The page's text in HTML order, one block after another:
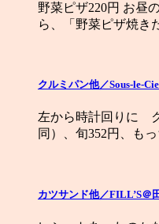
野菜ピザ220円 お昼
ら、「野菜ピザ焼き
クルミパン他／Sous-le-
左から時計回りに
同）、旬352円、も
カツサンド他／FILL’S＠